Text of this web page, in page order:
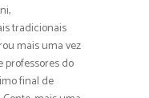
tradicionais
mais uma vez
professores do
final de